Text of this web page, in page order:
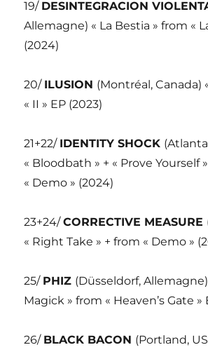
19/ DESINTEGRACION
Allemagne) « La Bestia » from «
(2024)
20/ ILUSION (Montréal, Canada)
« II » EP (2023)
21+22/ IDENTITY SHOCK
« Bloodbath » + « Prove Yourself
« Demo » (2024)
23+24/CORRECTIVE MEASURE
« Right Take » + from « Demo »
25/ PHIZ (Düsseldorf, Allemagne)
Magick » from « Heaven’s Gate »
26/ BLACK BACON (Portland,